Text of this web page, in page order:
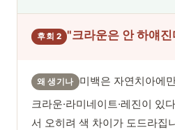
후회 2 "크라운은 안 하얘
왜 생기나
미백은 자연치아에
크라운·라미네이트·레진이 있
서 오히려 색 차이가 도드라집